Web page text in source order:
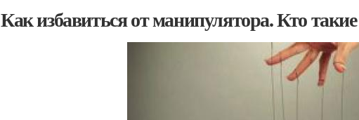
Как избавиться от манипулятора. Кто